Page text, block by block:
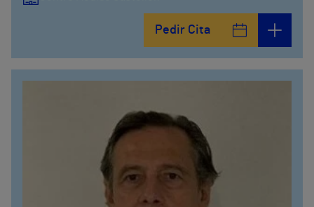
Pedir Cita